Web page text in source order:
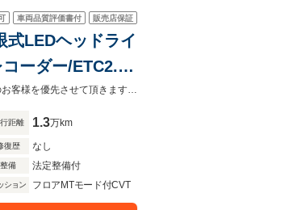
車両品質評価書付 販売店保証
式LEDヘッドライ
ーダー/ETC2.0/
ブレーキ/USB/ガリバー一宮店以外で購入される場合は陸送費用等、別途費用が発生します。◆販売はご来場のお客様を優先させて頂きます。◆あらかじめご確認下さい※販売は一般のお客様に限ります。
距離 1.3万km
復歴 なし
整備 法定整備付
ション フロアMTモード付CVT